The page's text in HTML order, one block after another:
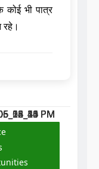
भी पात्र
रहे।